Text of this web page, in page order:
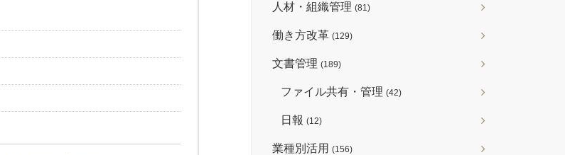
人材・組織管理 (81)
働き方改革 (129)
文書管理 (189)
ファイル共有・管理 (42)
日報 (12)
業種別活用 (156)